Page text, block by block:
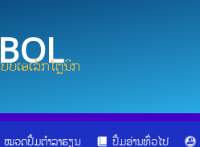
ບເອເລັກໂຕຼນິກ
ໝວດປື້ມຕຳລາຮຽນ ປື້ມອ່ານທົ່ວໄປ